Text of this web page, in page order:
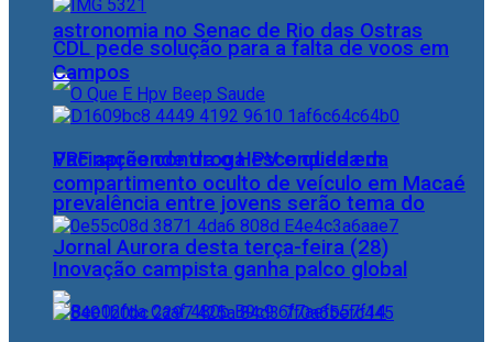
astronomia no Senac de Rio das Ostras
Vacinação contra o HPV e queda da
prevalência entre jovens serão tema do
Jornal Aurora desta terça-feira (28)
CDL pede solução para a falta de voos em
Campos
PRF apreende droga escondida em
compartimento oculto de veículo em Macaé
Inovação campista ganha palco global